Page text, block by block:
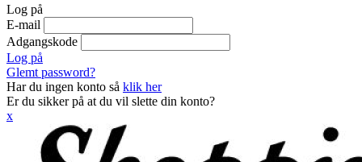
Log på
E-mail
Adgangskode
Log på
Glemt password?
Har du ingen konto så klik her
Er du sikker på at du vil slette din konto?
x